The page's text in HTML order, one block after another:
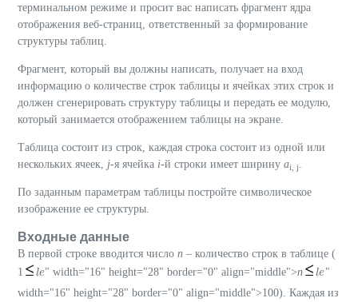
терминальном режиме и просит вас написать фрагмент ядра
отображения веб-страниц, ответственный за формирование
структуры таблиц.
Фрагмент, который вы должны написать, получает на вход
информацию о количестве строк таблицы и ячейках этих строк и
должен сгенерировать структуру таблицы и передать ее модулю,
который занимается отображением таблицы на экране.
Таблица состоит из строк, каждая строка состоит из одной или
нескольких ячеек, j-я ячейка i-й строки имеет ширину ai, j
По заданным параметрам таблицы постройте символическое
изображение ее структуры.
Входные данные
В первой строке вводится число n – количество строк в таблице (
1
le
le" width="16" height="28" border="0" align="middle">n le
le"
width="16" height="28" border="0" align="middle">100). Каждая из